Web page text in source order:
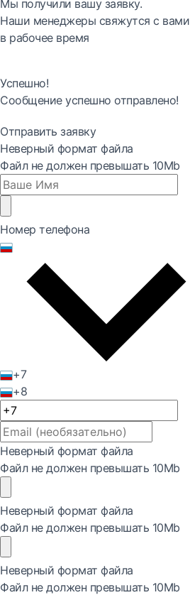
Мы получили вашу заявку.
Наши менеджеры свяжутся с вами
в рабочее время
Успешно!
Сообщение успешно отправлено!
Отправить заявку
Неверный формат файла
Файл не должен превышать 10Mb
Номер телефона
+7
+8
Неверный формат файла
Файл не должен превышать 10Mb
Неверный формат файла
Файл не должен превышать 10Mb
Неверный формат файла
Файл не должен превышать 10Mb